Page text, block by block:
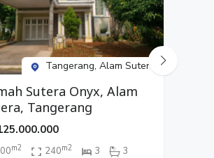
Tangerang, Alam Sutera
Sutera Onyx, Alam
Tangerang
m2 240m2 3 3